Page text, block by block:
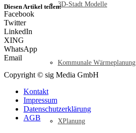
3D-Stadt Modelle
Kommunale Wärmeplanung
XPlanung
Diesen Artikel teilen:
Facebook
Twitter
LinkedIn
XING
WhatsApp
Email
Copyright © sig Media GmbH
Kontakt
Impressum
Datenschutzerklärung
AGB